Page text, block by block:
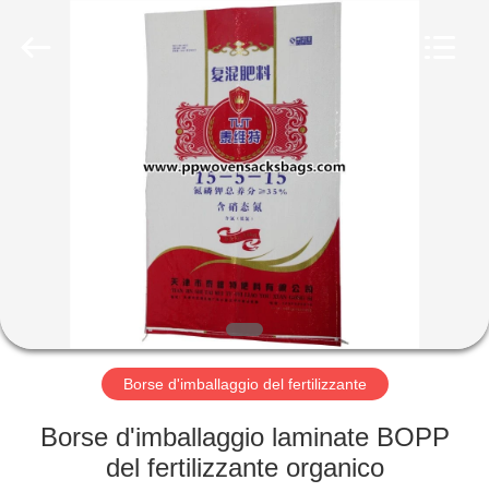
PRODOTTI
FATORY
CONTROLLO
Borse d'imballaggio del fertilizzante
Borse d'imballaggio laminate BOPP
del fertilizzante organico